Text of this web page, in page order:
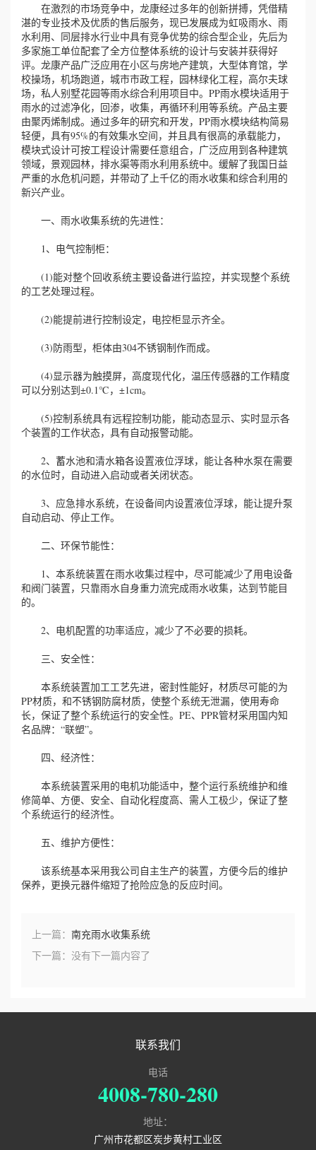
在激烈的市场竞争中，龙康经过多年的创新拼搏，凭借精
湛的专业技术及优质的售后服务，现已发展成为虹吸雨水、雨
水利用、同层排水行业中具有竞争优势的综合型企业，先后为
多家施工单位配套了全方位整体系统的设计与安装并获得好
评。龙康产品广泛应用在小区与房地产建筑，大型体育馆，学
校操场，机场跑道，城市市政工程，园林绿化工程，高尔夫球
场，私人别墅花园等雨水综合利用项目中。PP雨水模块适用于
雨水的过滤净化，回渗，收集，再循环利用等系统。产品主要
由聚丙烯制成。通过多年的研究和开发，PP雨水模块结构简易
轻便，具有95%的有效集水空间，并且具有很高的承载能力，
模块式设计可按工程设计需要任意组合，广泛应用到各种建筑
领域，景观园林，排水渠等雨水利用系统中。缓解了我国日益
严重的水危机问题，并带动了上千亿的雨水收集和综合利用的
新兴产业。
一、雨水收集系统的先进性：
1、电气控制柜：
(1)能对整个回收系统主要设备进行监控，并实现整个系统
的工艺处理过程。
(2)能提前进行控制设定，电控柜显示齐全。
(3)防雨型，柜体由304不锈钢制作而成。
(4)显示器为触摸屏，高度现代化，温压传感器的工作精度
可以分别达到±0.1℃，±1cm。
(5)控制系统具有远程控制功能，能动态显示、实时显示各
个装置的工作状态，具有自动报警动能。
2、蓄水池和清水箱各设置液位浮球，能让各种水泵在需要
的水位时，自动进入启动或者关闭状态。
3、应急排水系统，在设备间内设置液位浮球，能让提升泵
自动启动、停止工作。
二、环保节能性：
1、本系统装置在雨水收集过程中，尽可能减少了用电设备
和阀门装置，只靠雨水自身重力流完成雨水收集，达到节能目
的。
2、电机配置的功率适应，减少了不必要的损耗。
三、安全性：
本系统装置加工工艺先进，密封性能好，材质尽可能的为
PP材质，和不锈钢防腐材质，使整个系统无泄漏，使用寿命
长，保证了整个系统运行的安全性。PE、PPR管材采用国内知
名品牌：“联塑”。
四、经济性：
本系统装置采用的电机功能适中，整个运行系统维护和维
修简单、方便、安全、自动化程度高、需人工极少，保证了整
个系统运行的经济性。
五、维护方便性：
该系统基本采用我公司自主生产的装置，方便今后的维护
保养，更换元器件缩短了抢险应急的反应时间。
上一篇： 南充雨水收集系统
下一篇： 没有下一篇内容了
联系我们
电话
4008-780-280
地址：
广州市花都区炭步黄村工业区